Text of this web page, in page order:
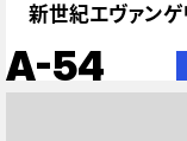
新世紀エヴァンゲ
A-54